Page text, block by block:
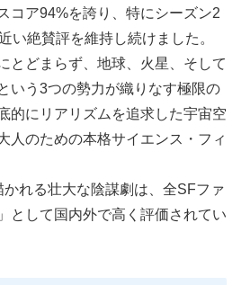
コア94%を誇り、特にシーズン2
い絶賛評を維持し続けました。
とどまらず、地球、火星、そして
いう3つの勢力が織りなす極限の
的にリアリズムを追求した宇宙空
人のための本格サイエンス・フィ
れる壮大な陰謀劇は、全SFファ
として国内外で高く評価されてい